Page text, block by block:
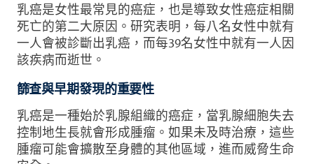
乳癌是女性最常見的癌症，也是導致女性癌症相關
死亡的第二大原因。研究表明，每八名女性中就有
一人會被診斷出乳癌，而每39名女性中就有一人因
該疾病而逝世。
篩查與早期發現的重要性
乳癌是一種始於乳腺組織的癌症，當乳腺細胞失去
控制地生長就會形成腫瘤。如果未及時治療，這些
腫瘤可能會擴散至身體的其他區域，進而威脅生命